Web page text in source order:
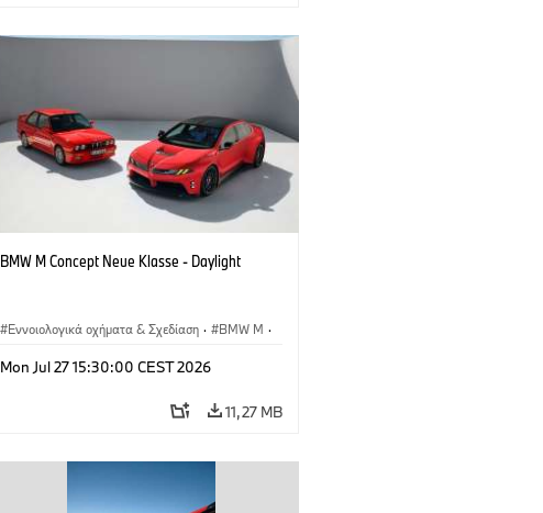
BMW M Concept Neue Klasse - Daylight
Εννοιολογικά οχήματα & Σχεδίαση · BMW M ·
Mon Jul 27 15:30:00 CEST 2026
11,27 MB